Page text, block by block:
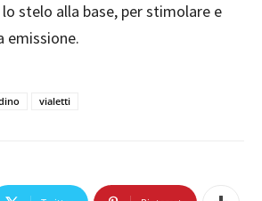
stelo alla base, per stimolare e
emissione.
vialetti